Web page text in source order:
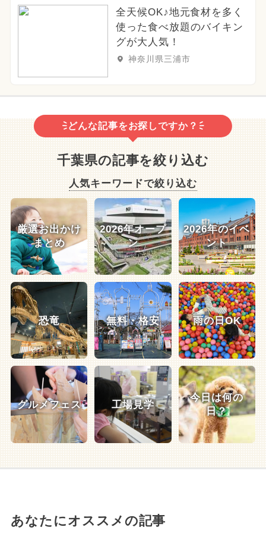
全天候OK♪地元食材を多く
使った食べ放題のバイキン
グが大人気！
神奈川県三浦市
どんな記事をお探しですか？
千葉県の記事を絞り込む
人気キーワードで絞り込む
厳選お出かけ
まとめ
2026年オープ
ン
2026年のイベ
ント
恐竜 無料・格安 雨の日OK
グルメフェス 工場見学
今日は何の
日？
あなたにオススメの記事